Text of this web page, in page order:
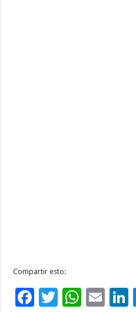
Compartir esto:
F
T
W E